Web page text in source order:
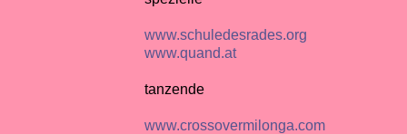
www.schuledesrades.org
www.quand.at
tanzende
www.crossovermilonga.com